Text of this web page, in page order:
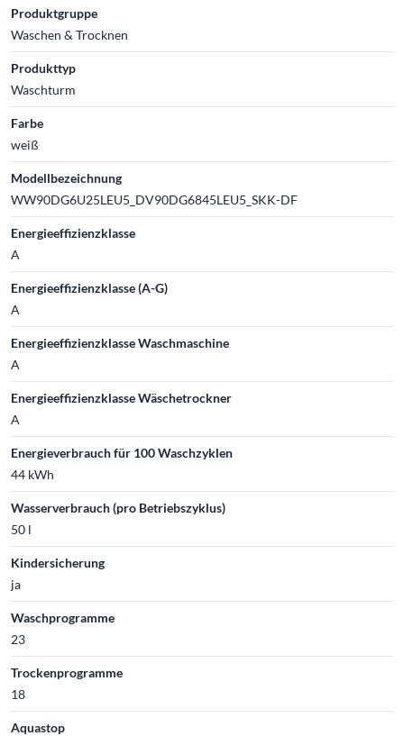
Produktgruppe
Waschen & Trocknen
Produkttyp
Waschturm
Farbe
weiß
Modellbezeichnung
WW90DG6U25LEU5_DV90DG6845LEU5_SKK-DF
Energieeffizienzklasse
A
Energieeffizienzklasse (A-G)
A
Energieeffizienzklasse Waschmaschine
A
Energieeffizienzklasse Wäschetrockner
A
Energieverbrauch für 100 Waschzyklen
44 kWh
Wasserverbrauch (pro Betriebszyklus)
50 l
Kindersicherung
ja
Waschprogramme
23
Trockenprogramme
18
Aquastop